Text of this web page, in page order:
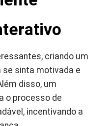
criando um
se sinta motivada e
disso, um
o processo de
incentivando a